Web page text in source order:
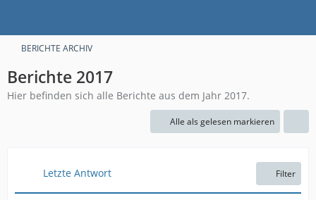
BERICHTE ARCHIV
Berichte 2017
Hier befinden sich alle Berichte aus dem Jahr 2017.
Alle als gelesen markieren
Letzte Antwort Filter